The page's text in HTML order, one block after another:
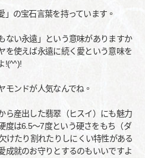
の宝石言葉を持っています。
ない永遠」という意味がありますか
を使えば永遠に続く愛という意味を
!(^^)!
モンドが人気なんでね。
ら産出した翡翠（ヒスイ）にも魅力
度は6.5～7度という硬さをもち（ダ
けたり割れたりしにくい特性がある
成就のお守りとするのもいいですよ